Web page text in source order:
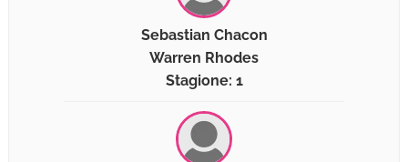
Sebastian Chacon
Warren Rhodes
Stagione: 1